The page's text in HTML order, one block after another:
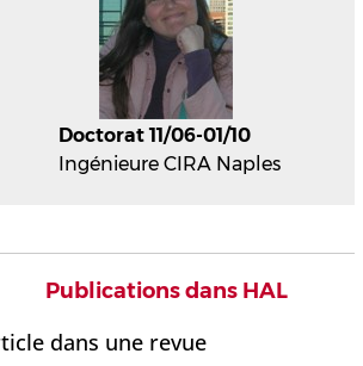
Doctorat 11/06-01/10
Ingénieure CIRA Naples
Publications dans HAL
dans une revue